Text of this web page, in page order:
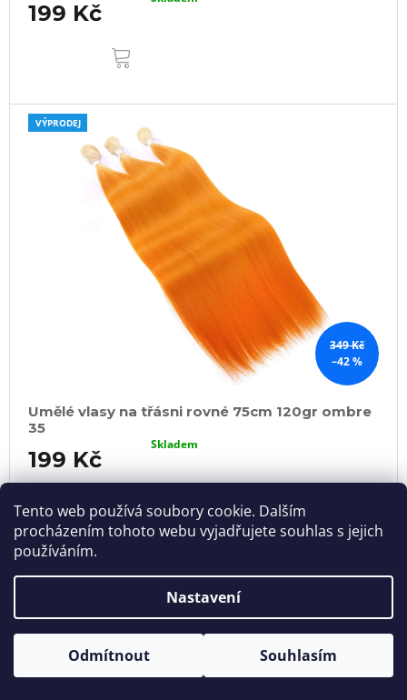
Tento web používá soubory cookie. Dalším
procházením tohoto webu vyjadřujete souhlas s jejich
používáním.
Nastavení
Odmítnout Souhlasím
199 Kč
349 Kč
–42 %
VÝPRODEJ
Umělé vlasy na třásni rovné 75cm 120gr ombre
35
199 Kč
KOŠÍKU
Skladem